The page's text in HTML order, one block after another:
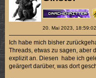
20. Mai 2023, 18:59:02
Ich habe mich bisher
Threads, etwas zu sagen, aber
explizit an. Diesen habe ich
geärgert darüber, was dort